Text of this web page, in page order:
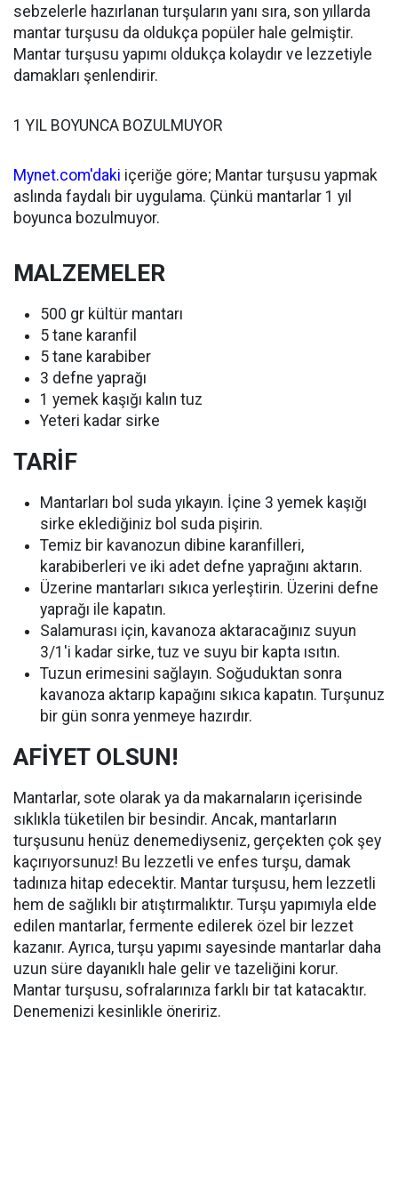
sebzelerle hazırlanan turşuların yanı sıra, son yıllarda
mantar turşusu da oldukça popüler hale gelmiştir.
Mantar turşusu yapımı oldukça kolaydır ve lezzetiyle
damakları şenlendirir.
1 YIL BOYUNCA BOZULMUYOR
Mynet.com'daki içeriğe göre; Mantar turşusu yapmak
aslında faydalı bir uygulama. Çünkü mantarlar 1 yıl
boyunca bozulmuyor.
MALZEMELER
500 gr kültür mantarı
5 tane karanfil
5 tane karabiber
3 defne yaprağı
1 yemek kaşığı kalın tuz
Yeteri kadar sirke
TARİF
Mantarları bol suda yıkayın. İçine 3 yemek kaşığı
sirke eklediğiniz bol suda pişirin.
Temiz bir kavanozun dibine karanfilleri,
karabiberleri ve iki adet defne yaprağını aktarın.
Üzerine mantarları sıkıca yerleştirin. Üzerini defne
yaprağı ile kapatın.
Salamurası için, kavanoza aktaracağınız suyun
3/1'i kadar sirke, tuz ve suyu bir kapta ısıtın.
Tuzun erimesini sağlayın. Soğuduktan sonra
kavanoza aktarıp kapağını sıkıca kapatın. Turşunuz
bir gün sonra yenmeye hazırdır.
AFİYET OLSUN!
Mantarlar, sote olarak ya da makarnaların içerisinde
sıklıkla tüketilen bir besindir. Ancak, mantarların
turşusunu henüz denemediyseniz, gerçekten çok şey
kaçırıyorsunuz! Bu lezzetli ve enfes turşu, damak
tadınıza hitap edecektir. Mantar turşusu, hem lezzetli
hem de sağlıklı bir atıştırmalıktır. Turşu yapımıyla elde
edilen mantarlar, fermente edilerek özel bir lezzet
kazanır. Ayrıca, turşu yapımı sayesinde mantarlar daha
uzun süre dayanıklı hale gelir ve tazeliğini korur.
Mantar turşusu, sofralarınıza farklı bir tat katacaktır.
Denemenizi kesinlikle öneririz.